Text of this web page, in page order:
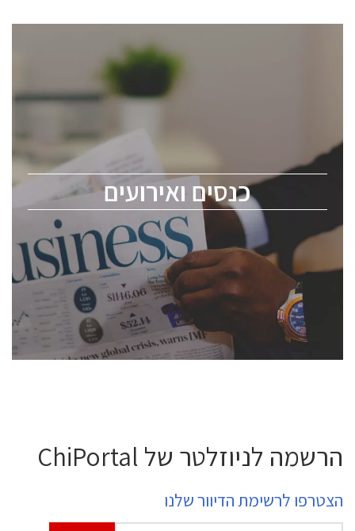
כנסים ואירועים
כנסים ואירועים
לכל העוסקים בתעשיית הסמיקונדקטור כולל מהנדסים,
מומחים מקצועיים ובכירים.
ChipEx2026 will be held on May 12-13, 2026. The
conference is intended for everyone involved in the
semiconductor industry, including engineers,
professional experts, and senior executives.
לחץ לפרטים
הרשמה לניוזלטר של ChiPortal
הצטרפו לרשימת הדיוור שלנו